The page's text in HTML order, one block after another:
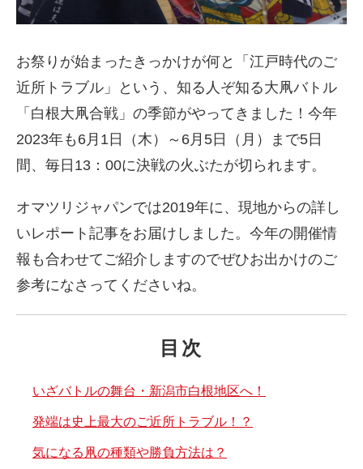
お祭りが始まったきっかけが何と「江戸時代のご
近所トラブル」という、知る人ぞ知る大凧バトル
「白根大凧合戦」の季節がやってきました！今年
2023年も6月1日（木）～6月5日（月）まで5日
間、毎日13：00に決戦の火ぶたが切られます。
オマツリジャパンでは2019年に、現地からの詳し
いレポート記事をお届けしました。今年の開催情
報も合わせてご紹介しますのでぜひお出かけのご
参考になさってくださいね。
目次
いざバトルの舞台・新潟市白根地区へ！
発端は史上最大のご近所トラブル！？
気になる凧の種類や勝負方法は？